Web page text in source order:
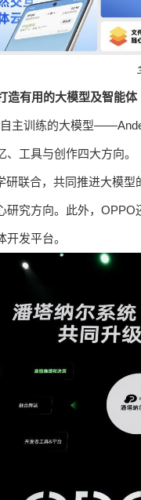
造有用的大模型及智能体
主训练的大模型
工具与创作四大方向。
研联合，共同推进大模
研究方向。此外，
发平台。